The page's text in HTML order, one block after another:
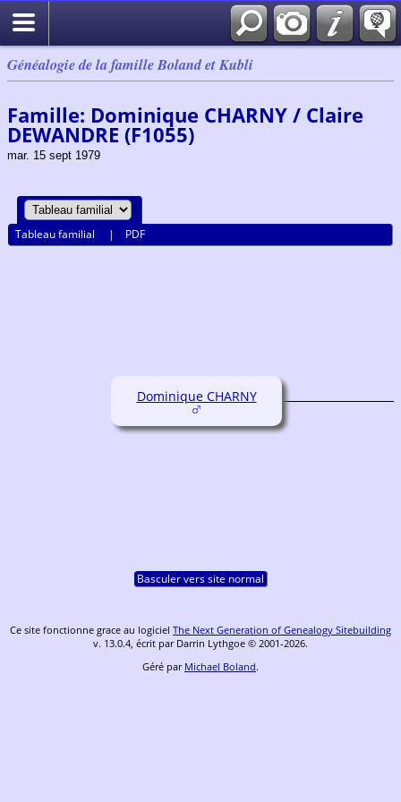
Généalogie de la famille Boland et Kubli
Famille: Dominique CHARNY / Claire
DEWANDRE (F1055)
mar. 15 sept 1979
Tableau familial | PDF
Dominique CHARNY
Basculer vers site normal
Ce site fonctionne grace au logiciel The Next Generation of Genealogy Sitebuilding
v. 13.0.4, écrit par Darrin Lythgoe © 2001-2026.
Géré par Michael Boland.